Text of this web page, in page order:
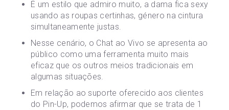
É um estilo que admiro muito, a dama fica sexy
usando as roupas certinhas, género na cintura
simultaneamente justas.
Nesse cenário, o Chat ao Vivo se apresenta ao
público como uma ferramenta muito mais
eficaz que os outros meios tradicionais em
algumas situações.
Em relação ao suporte oferecido aos clientes
do Pin-Up, podemos afirmar que se trata de 1